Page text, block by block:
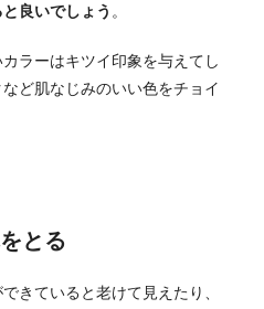
良いでしょう 。
ラーはキツイ印象を与えてし
ど肌なじみのいい色をチョイ
とる
きていると老けて見えたり、